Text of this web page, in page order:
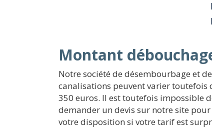
Montant
Notre société de désembourbage et
canalisations peuvent varier toutefois
350 euros. Il est toutefois impossible
demander un devis sur notre site
votre disposition si votre tarif est